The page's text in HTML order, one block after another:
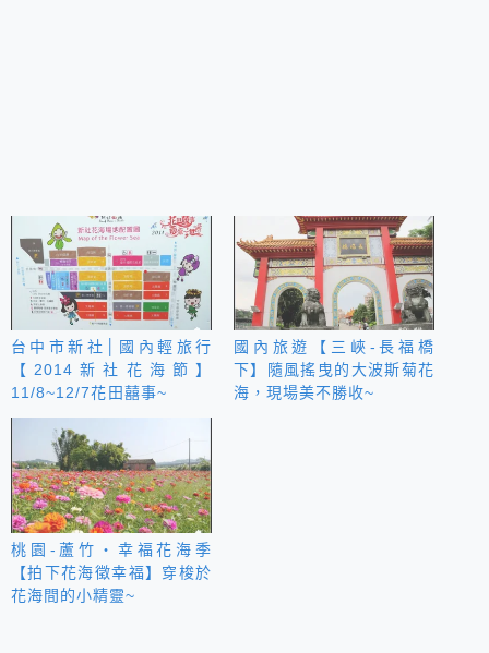
台中市新社│國內輕旅行
【2014新社花海節】
11/8~12/7花田囍事~
國內旅遊【三峽-長福橋
下】隨風搖曳的大波斯菊花
海，現場美不勝收~
桃園-蘆竹‧幸福花海季
【拍下花海徵幸福】穿梭於
花海間的小精靈~